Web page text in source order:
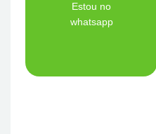
Estou no
whatsapp
Tem dúvidas se a